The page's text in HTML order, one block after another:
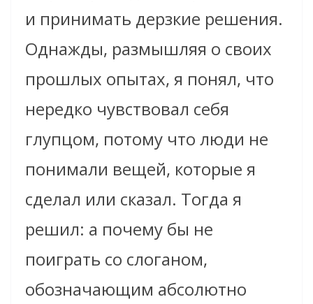
и принимать дерзкие решения.
Однажды, размышляя о своих
прошлых опытах, я понял, что
нередко чувствовал себя
глупцом, потому что люди не
понимали вещей, которые я
сделал или сказал. Тогда я
решил: а почему бы не
поиграть со слоганом,
обозначающим абсолютно